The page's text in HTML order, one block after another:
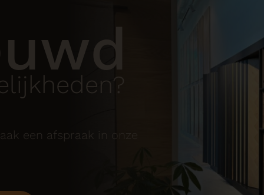
een afspraak in onze